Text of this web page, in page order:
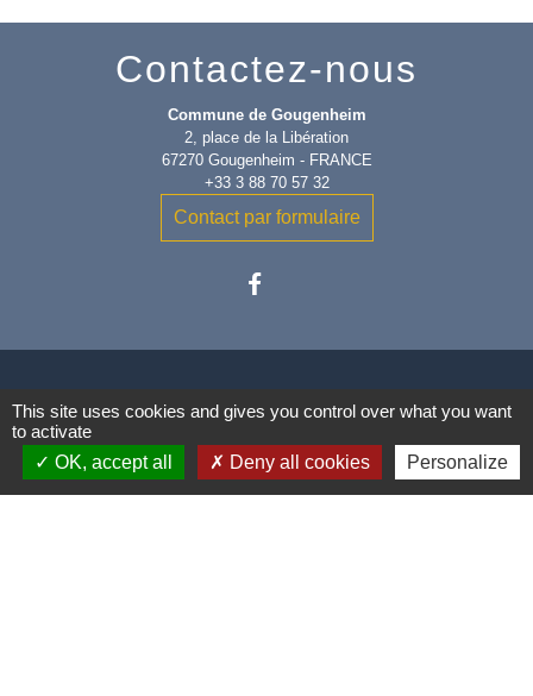
Contactez-nous
Commune de Gougenheim
2, place de la Libération
67270 Gougenheim - FRANCE
+33 3 88 70 57 32
Contact par formulaire
Liens
Communauté de Communes
This site uses cookies and gives you control over what you want
to activate
OK, accept all
Deny all cookies Personalize